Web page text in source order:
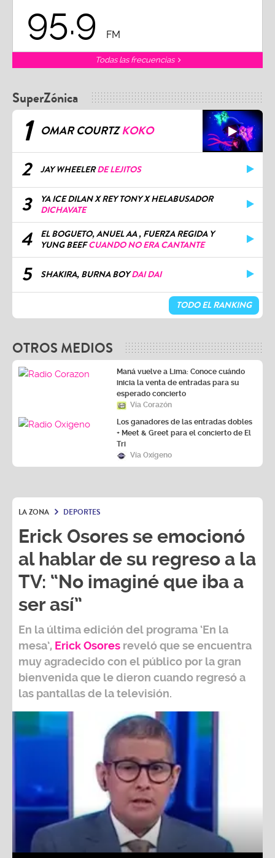
95.9 FM
Todas las frecuencias
SuperZónica
1 OMAR COURTZKOKO
2 JAY WHEELERDE LEJITOS
3
YA ICE DILAN X REY TONY X HELABUSADOR
DICHAVATE
4
EL BOGUETO, ANUEL AA , FUERZA REGIDA Y
YUNG BEEFCUANDO NO ERA CANTANTE
5 SHAKIRA, BURNA BOYDAI DAI
TODO EL RANKING
OTROS MEDIOS
Maná vuelve a Lima: Conoce cuándo
inicia la venta de entradas para su
esperado concierto
Vía Corazón
Los ganadores de las entradas dobles
+ Meet & Greet para el concierto de El
Tri
Vía Oxígeno
LA ZONA DEPORTES
Erick Osores se emocionó
al hablar de su regreso a la
TV: “No imaginé que iba a
ser así”
En la última edición del programa ‘En la
mesa’, Erick Osores reveló que se encuentra
muy agradecido con el público por la gran
bienvenida que le dieron cuando regresó a
las pantallas de la televisión.